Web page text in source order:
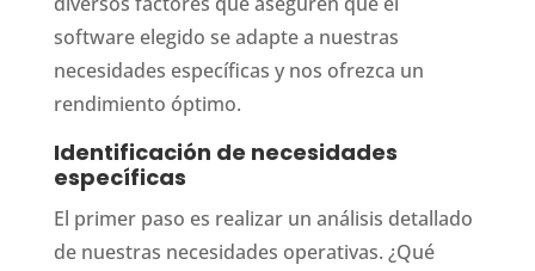
software elegido se adapte a nuestras
necesidades específicas y nos ofrezca un
rendimiento óptimo.
Identificación de necesidades
específicas
El primer paso es realizar un análisis detallado
de nuestras necesidades operativas. ¿Qué